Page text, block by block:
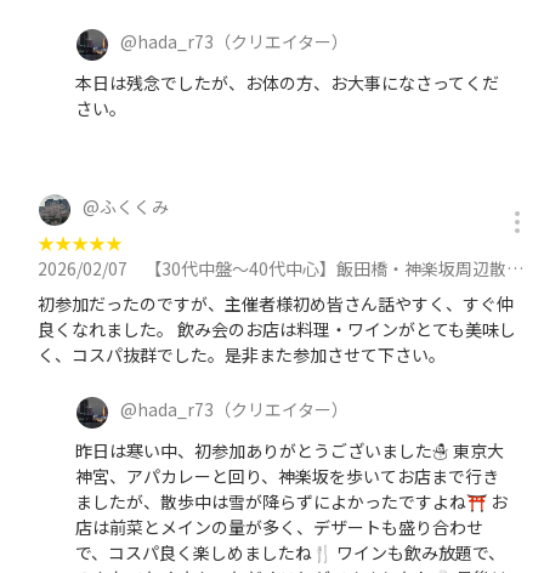
@hada_r73 （クリエイター）
本日は残念でしたが、お体の方、お大事になさってくだ
さい。
@ふくくみ
★★★★★
2026/02/07
【30代中盤〜40代中心】飯田橋・神楽坂周辺散歩&お得なビストロでディナー会に参加
初参加だったのですが、主催者様初め皆さん話やすく、すぐ仲
良くなれました。 飲み会のお店は料理・ワインがとても美味し
く、コスパ抜群でした。是非また参加させて下さい。
@hada_r73 （クリエイター）
昨日は寒い中、初参加ありがとうございました☃️ 東京大
神宮、アパカレーと回り、神楽坂を歩いてお店まで行き
ましたが、散歩中は雪が降らずによかったですよね⛩️ お
店は前菜とメインの量が多く、デザートも盛り合わせ
で、コスパ良く楽しめましたね🍴 ワインも飲み放題で、